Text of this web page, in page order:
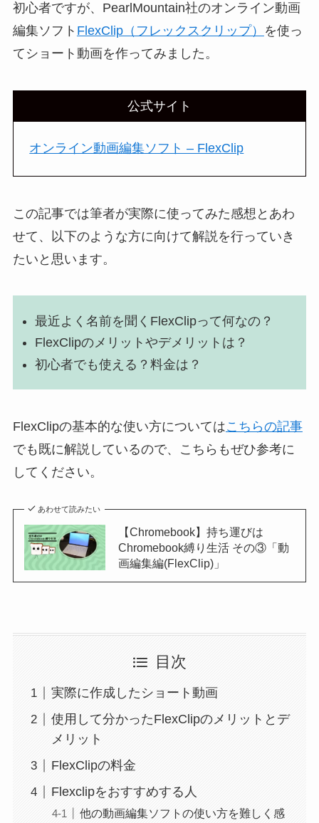
初心者ですが、PearlMountain社のオンライン動画
編集ソフト FlexClip（フレックスクリップ）
を使っ
てショート動画を作ってみました。
公式サイト
オンライン動画編集ソフト – FlexClip
この記事では筆者が実際に使ってみた感想とあわ
せて、以下のような方に向けて解説を行っていき
たいと思います。
最近よく名前を聞くFlexClipって何なの？
FlexClipのメリットやデメリットは？
初心者でも使える？料金は？
FlexClipの基本的な使い方についてはこちらの記事
でも既に解説しているので、こちらもぜひ参考に
してください。
あわせて読みたい
【Chromebook】持ち運びは
Chromebook縛り生活 その③「動
画編集編(FlexClip)」
目次
実際に作成したショート動画
使用して分かったFlexClipのメリットとデ
メリット
FlexClipの料金
Flexclipをおすすめする人
他の動画編集ソフトの使い方を難しく感